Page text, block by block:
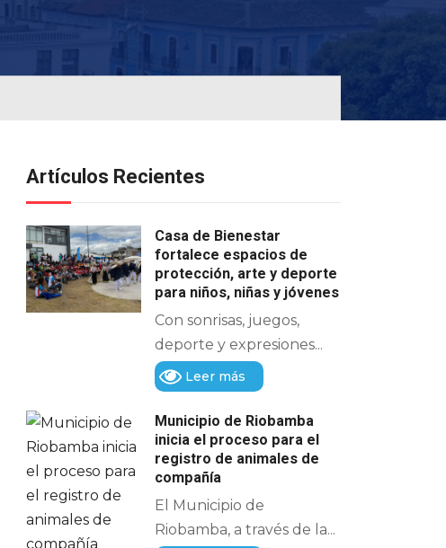
Artículos Recientes
Casa de Bienestar
fortalece espacios de
protección, arte y deporte
para niños, niñas y jóvenes
Con sonrisas, juegos,
deporte y expresiones...
Leer más
Municipio de Riobamba
inicia el proceso para el
registro de animales de
compañía
El Municipio de
Riobamba, a través de la...